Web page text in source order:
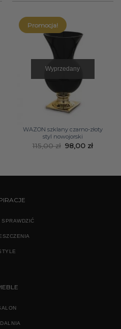
Promocja!
Wyprzedany
WAZON szklany czarno-złoty
styl nowojorski
115,00zł Pierwotna
cena
98,00 zł
SPRAWDZIĆ